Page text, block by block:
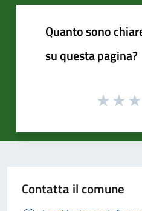
Quanto sono
su questa pagina?
Contatta il comune